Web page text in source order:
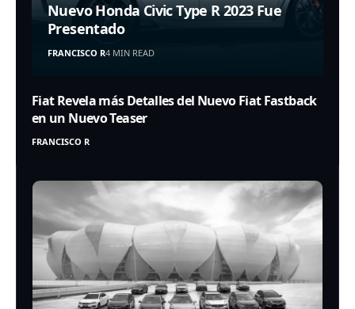
Nuevo Honda Civic Type R 2023 Fue
Presentado
FRANCISCO R4 MIN READ
Fiat Revela más Detalles del Nuevo Fiat Fastback
en un Nuevo Teaser
FRANCISCO R